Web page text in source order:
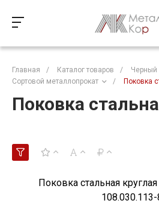
Главная / Каталог товаров / Черный
Сортовой металлопрокат
/ Поковка
Поковка
Поковка стальная